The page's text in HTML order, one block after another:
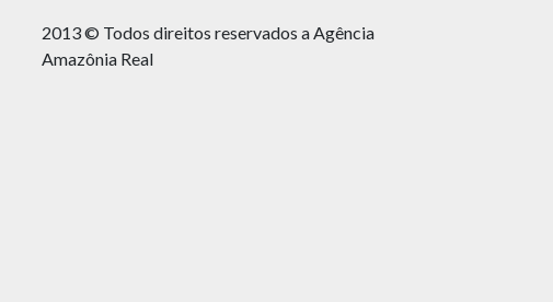
2013 © Todos direitos reservados a Agência
Amazônia Real